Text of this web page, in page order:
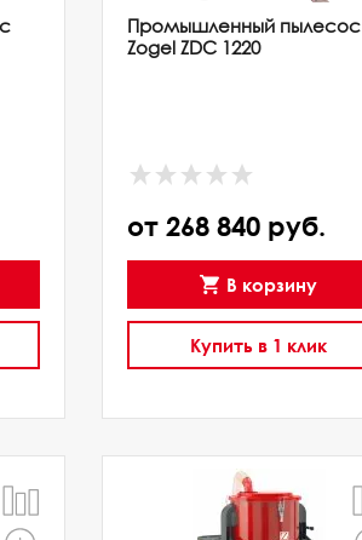
Промышленный пылесос
Zogel ZDC 1220
от 268 840 руб.
В корзину
Купить в 1 клик